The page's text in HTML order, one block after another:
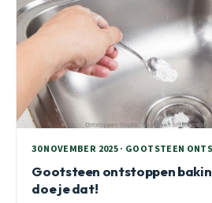
30 NOVEMBER 2025 · GOOTSTEEN
Gootsteen ontstoppen
doe je dat!